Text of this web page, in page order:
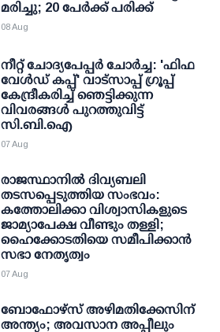
മരിച്ചു; 20 പേര്‍ക്ക് പരിക്ക്
08 Aug
നീറ്റ് ചോദ്യപേപ്പര്‍ ചോര്‍ച്ച: 'ഫിഫ
വേള്‍ഡ് കപ്പ്' വാട്സാപ്പ് ഗ്രൂപ്പ്
കേന്ദ്രീകരിച്ച് ഞെട്ടിക്കുന്ന
വിവരങ്ങള്‍ പുറത്തുവിട്ട്
സി.ബി.ഐ
07 Aug
രാജസ്ഥാനിൽ ദിവ്യബലി
തടസപ്പെടുത്തിയ സംഭവം:
കത്തോലിക്കാ വിശ്വാസികളുടെ
ജാമ്യാപേക്ഷ വീണ്ടും തള്ളി;
ഹൈക്കോടതിയെ സമീപിക്കാൻ
സഭാ നേതൃത്വം
07 Aug
ബോഫോഴ്സ് അഴിമതിക്കേസിന്
അന്ത്യം; അവസാന അപ്പീലും